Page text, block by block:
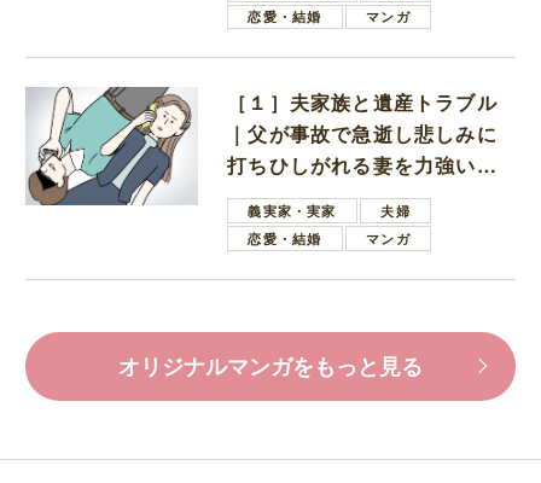
恋愛・結婚
マンガ
［１］夫家族と遺産トラブル
｜父が事故で急逝し悲しみに
打ちひしがれる妻を力強い言
葉で励ます夫
義実家・実家
夫婦
恋愛・結婚
マンガ
オリジナルマンガをもっと見る